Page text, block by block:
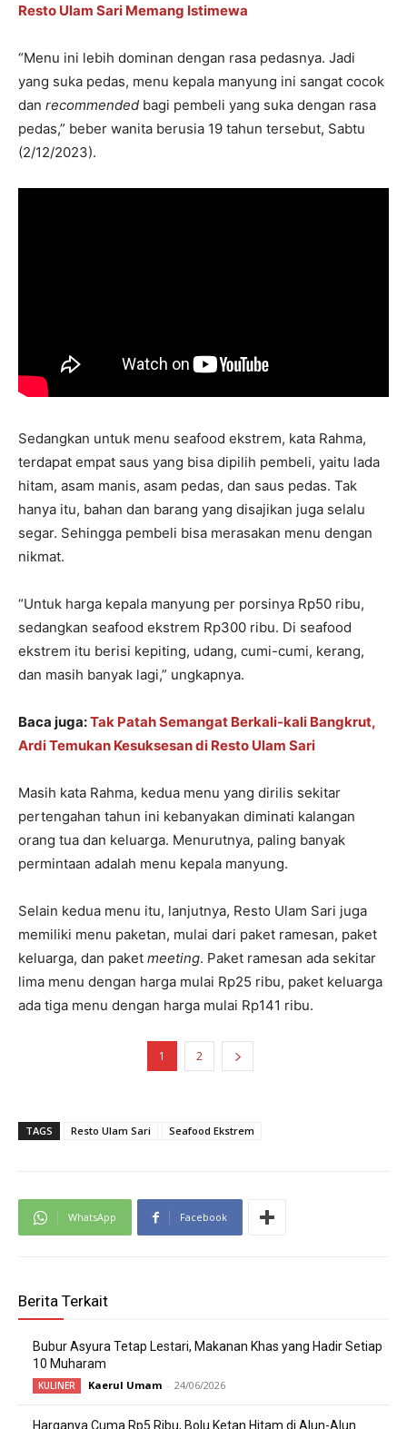
Resto Ulam Sari Memang Istimewa
“Menu ini lebih dominan dengan rasa pedasnya. Jadi
yang suka pedas, menu kepala manyung ini sangat cocok
dan recommended bagi pembeli yang suka dengan rasa
pedas,” beber wanita berusia 19 tahun tersebut, Sabtu
(2/12/2023).
Sedangkan untuk menu seafood ekstrem, kata Rahma,
terdapat empat saus yang bisa dipilih pembeli, yaitu lada
hitam, asam manis, asam pedas, dan saus pedas. Tak
hanya itu, bahan dan barang yang disajikan juga selalu
segar. Sehingga pembeli bisa merasakan menu dengan
nikmat.
“Untuk harga kepala manyung per porsinya Rp50 ribu,
sedangkan seafood ekstrem Rp300 ribu. Di seafood
ekstrem itu berisi kepiting, udang, cumi-cumi, kerang,
dan masih banyak lagi,” ungkapnya.
Baca juga:Tak Patah Semangat Berkali-kali Bangkrut,
Ardi Temukan Kesuksesan di Resto Ulam Sari
Masih kata Rahma, kedua menu yang dirilis sekitar
pertengahan tahun ini kebanyakan diminati kalangan
orang tua dan keluarga. Menurutnya, paling banyak
permintaan adalah menu kepala manyung.
Selain kedua menu itu, lanjutnya, Resto Ulam Sari juga
memiliki menu paketan, mulai dari paket ramesan, paket
keluarga, dan paket meeting. Paket ramesan ada sekitar
lima menu dengan harga mulai Rp25 ribu, paket keluarga
ada tiga menu dengan harga mulai Rp141 ribu.
1 2
TAGS Resto Ulam Sari Seafood Ekstrem
WhatsApp Facebook
Berita Terkait
Bubur Asyura Tetap Lestari, Makanan Khas yang Hadir Setiap
10 Muharam
KULINER Kaerul Umam - 24/06/2026
Harganya Cuma Rp5 Ribu, Bolu Ketan Hitam di Alun-Alun